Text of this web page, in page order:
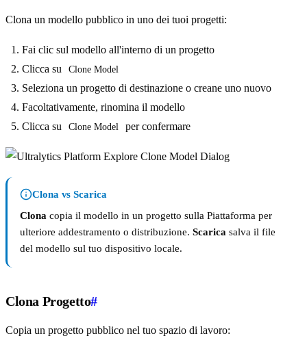
Clona un modello pubblico in uno dei tuoi progetti:
Fai clic sul modello all'interno di un progetto
Clicca su
Clone Model
Seleziona un progetto di destinazione o creane uno nuovo
Facoltativamente, rinomina il modello
Clicca su
Clone Model per confermare
Clona vs Scarica
Clona copia il modello in un progetto sulla Piattaforma per
ulteriore addestramento o distribuzione. Scarica salva il file
del modello sul tuo dispositivo locale.
Clona Progetto#
Copia un progetto pubblico nel tuo spazio di lavoro: